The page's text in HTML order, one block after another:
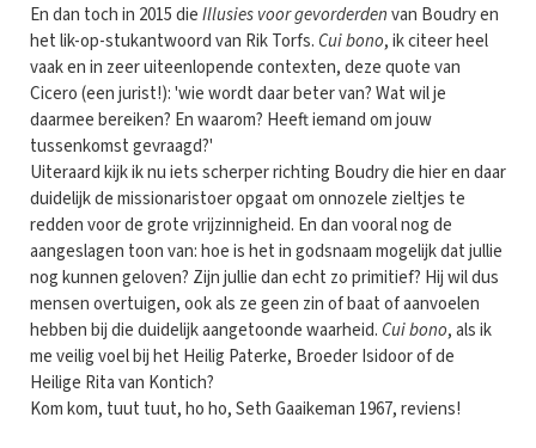
En dan toch in 2015 dieIllusies voor gevorderdenvan Boudry en
het lik-op-stukantwoord van Rik Torfs. Cui bono, ik citeer heel
vaak en in zeer uiteenlopende contexten, deze quote van
Cicero (een jurist!): 'wie wordt daar beter van? Wat wil je
daarmee bereiken? En waarom? Heeft iemand om jouw
tussenkomst gevraagd?'
Uiteraard kijk ik nu iets scherper richting Boudry die hier en daar
duidelijk de missionaristoer opgaat om onnozele zieltjes te
redden voor de grote vrijzinnigheid. En dan vooral nog de
aangeslagen toon van: hoe is het in godsnaam mogelijk dat jullie
nog kunnen geloven? Zijn jullie dan echt zo primitief? Hij wil dus
mensen overtuigen, ook als ze geen zin of baat of aanvoelen
hebben bij die duidelijk aangetoonde waarheid. Cui bono, als ik
me veilig voel bij het Heilig Paterke, Broeder Isidoor of de
Heilige Rita van Kontich?
Kom kom, tuut tuut, ho ho, Seth Gaaikeman 1967, reviens!